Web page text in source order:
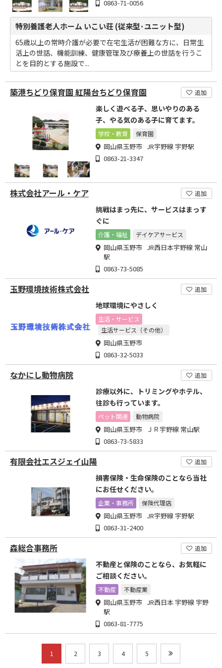
0863-71-0056
特別養護老人ホーム いこい荘 (従来型･ユニット型)
65歳以上の常時介護が必要で在宅生活が困難な方に、日常生
活上の世話、機能訓練、健康管理及び療養上の世話を行うこ
とを目的とする施設で...
築港ちどり保育園 紅陽台ちどり保育園 追加
楽しく遊べる子、思いやりのある
子、やる気のある子に育てます。
学校・教育 保育園
岡山県玉野市 JR宇野線 宇野駅
0863-21-3347
株式会社アール・ケア 追加
挑戦はまっ先に、サービスはまっす
ぐに
介護・福祉 デイケアサービス
岡山県玉野市 JR西日本宇野線 常山
駅
0863-73-5085
玉野環境技術株式会社 追加
地球環境にやさしく
生活・サービス
生活サービス（その他）
岡山県玉野市
0863-32-5033
なかにし動物病院 追加
診療以外に、トリミングやホテル、
往診も行っています。
ペット関連 動物病院
岡山県玉野市 ＪＲ宇野線 常山駅
0863-73-5833
有限会社エスジェイ山陽 追加
損害保険・生命保険のことなら当社
にお任せください。
企業・事務所 保険代理店
岡山県玉野市 JR宇野線 宇野駅
0863-31-2400
森総合事務所 追加
不動産と保険のことなら、お気軽に
ご相談ください。
不動産 不動産業
岡山県玉野市 JR西日本 宇野線 宇野
駅
0863-81-7775
1 2 3 4 5